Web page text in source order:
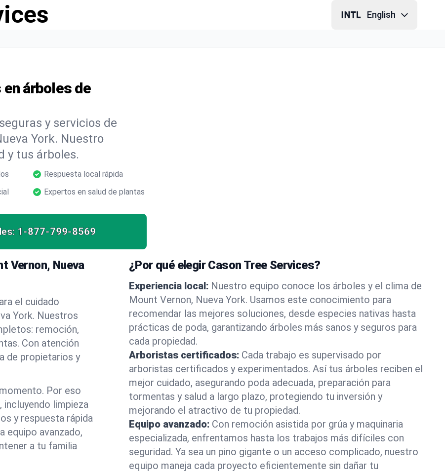
English
árboles de
y servicios de
York. Nuestro
y tus árboles.
Respuesta local rápida
Expertos en salud de plantas
1-877-799-8569
Vernon, Nueva
el cuidado
York. Nuestros
remoción,
Con atención
de propietarios y
Por eso
limpieza
y respuesta rápida
equipo avanzado,
a tu familia
¿Por qué elegir Cason Tree Services?
Experiencia local: Nuestro equipo conoce los árboles y el clima de
Mount Vernon, Nueva York. Usamos este conocimiento para
recomendar las mejores soluciones, desde especies nativas hasta
prácticas de poda, garantizando árboles más sanos y seguros para
cada propiedad.
Arboristas certificados: Cada trabajo es supervisado por
arboristas certificados y experimentados. Así tus árboles reciben el
mejor cuidado, asegurando poda adecuada, preparación para
tormentas y salud a largo plazo, protegiendo tu inversión y
mejorando el atractivo de tu propiedad.
Equipo avanzado: Con remoción asistida por grúa y maquinaria
especializada, enfrentamos hasta los trabajos más difíciles con
seguridad. Ya sea un pino gigante o un acceso complicado, nuestro
equipo maneja cada proyecto eficientemente sin dañar tu